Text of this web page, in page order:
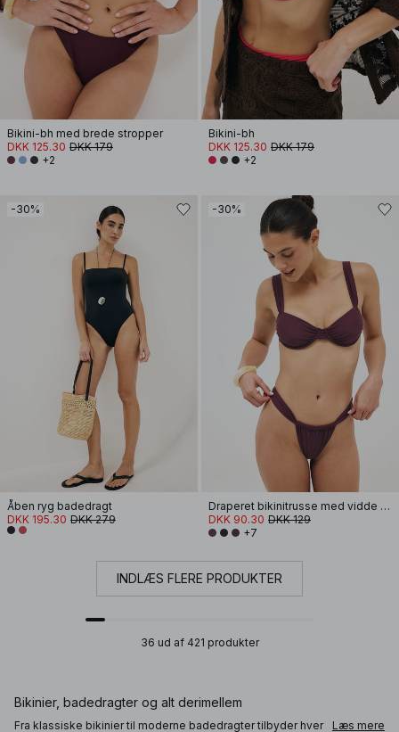
Bikini-bh med brede stropper
DKK 125.30 DKK 179
+2
Bikini-bh
DKK 125.30 DKK 179
+2
-30%
Åben ryg badedragt
DKK 195.30 DKK 279
-30%
Draperet bikinitrusse med vidde stropper
DKK 90.30 DKK 129
+7
INDLÆS FLERE PRODUKTER
36 ud af 421 produkter
Bikinier, badedragter og alt derimellem
Fra klassiske bikinier til moderne badedragter tilbyder hver
Læs mere